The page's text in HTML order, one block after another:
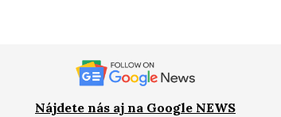
Nájdete nás aj na Google NEWS